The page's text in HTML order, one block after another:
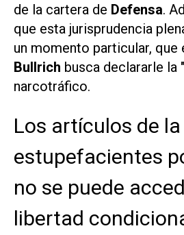
de la cartera de Defensa.
que esta jurisprudencia
un momento particular, que
Bullrich busca declararle la
narcotráfico.
Los artículos de la
estupefacientes
no se puede
libertad